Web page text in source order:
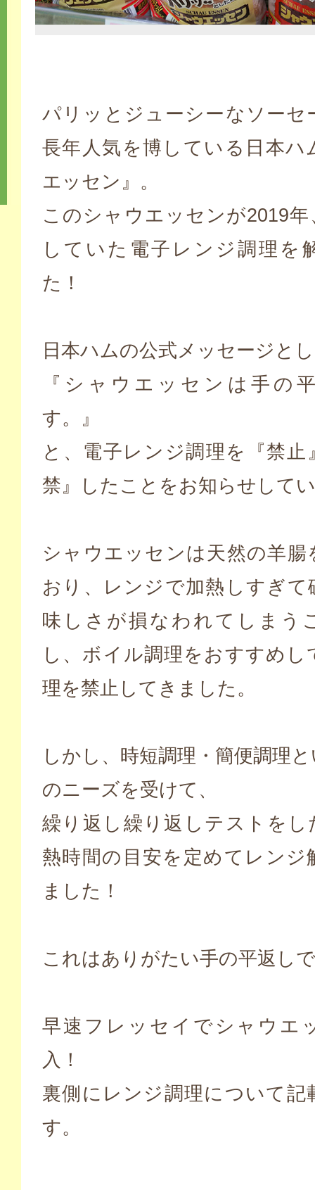
パリッとジューシーなソーセ
長年人気を博している日本ハ
エッセン』。
このシャウエッセンが2019年
していた電子レンジ調理を
た！
日本ハムの公式メッセージと
『シャウエッセンは手の
す。』
と、電子レンジ調理を『禁止
禁』したことをお知らせして
シャウエッセンは天然の羊腸
おり、レンジで加熱しすぎて
味しさが損なわれてしまう
し、ボイル調理をおすすめし
理を禁止してきました。
しかし、時短調理・簡便調理
のニーズを受けて、
繰り返し繰り返しテストをし
熱時間の目安を定めてレンジ
ました！
これはありがたい手の平返し
早速フレッセイでシャウエ
入！
裏側にレンジ調理について記
す。